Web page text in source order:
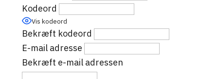
Kodeord
Vis kodeord
Bekræft kodeord
E-mail adresse
Bekræft e-mail adressen